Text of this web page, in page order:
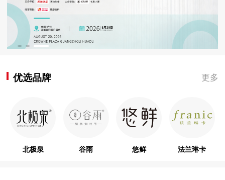
优选品牌 更多
北极泉 谷雨 悠鲜 法兰琳卡